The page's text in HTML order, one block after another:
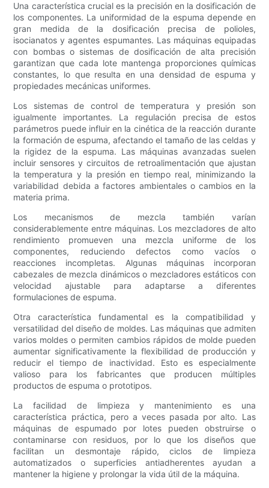
Una característica crucial es la precisión en la dosificación de
los componentes. La uniformidad de la espuma depende en
gran medida de la dosificación precisa de polioles,
isocianatos y agentes espumantes. Las máquinas equipadas
con bombas o sistemas de dosificación de alta precisión
garantizan que cada lote mantenga proporciones químicas
constantes, lo que resulta en una densidad de espuma y
propiedades mecánicas uniformes.
Los sistemas de control de temperatura y presión son
igualmente importantes. La regulación precisa de estos
parámetros puede influir en la cinética de la reacción durante
la formación de espuma, afectando el tamaño de las celdas y
la rigidez de la espuma. Las máquinas avanzadas suelen
incluir sensores y circuitos de retroalimentación que ajustan
la temperatura y la presión en tiempo real, minimizando la
variabilidad debida a factores ambientales o cambios en la
materia prima.
Los mecanismos de mezcla también varían
considerablemente entre máquinas. Los mezcladores de alto
rendimiento promueven una mezcla uniforme de los
componentes, reduciendo defectos como vacíos o
reacciones incompletas. Algunas máquinas incorporan
cabezales de mezcla dinámicos o mezcladores estáticos con
velocidad ajustable para adaptarse a diferentes
formulaciones de espuma.
Otra característica fundamental es la compatibilidad y
versatilidad del diseño de moldes. Las máquinas que admiten
varios moldes o permiten cambios rápidos de molde pueden
aumentar significativamente la flexibilidad de producción y
reducir el tiempo de inactividad. Esto es especialmente
valioso para los fabricantes que producen múltiples
productos de espuma o prototipos.
La facilidad de limpieza y mantenimiento es una
característica práctica, pero a veces pasada por alto. Las
máquinas de espumado por lotes pueden obstruirse o
contaminarse con residuos, por lo que los diseños que
facilitan un desmontaje rápido, ciclos de limpieza
automatizados o superficies antiadherentes ayudan a
mantener la higiene y prolongar la vida útil de la máquina.